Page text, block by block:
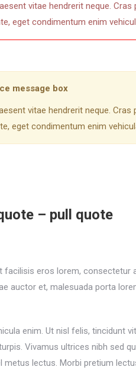
vitae hendrerit neque.
eget condimentum enim
message box
vitae hendrerit neque.
eget condimentum enim
– pull quote
facilisis eros lorem, consectetur
auctor et, malesuada porta
enim. Ut nisl felis, tincidunt
Vivamus ultrices nibh sed
metus lectus. Morbi pretium